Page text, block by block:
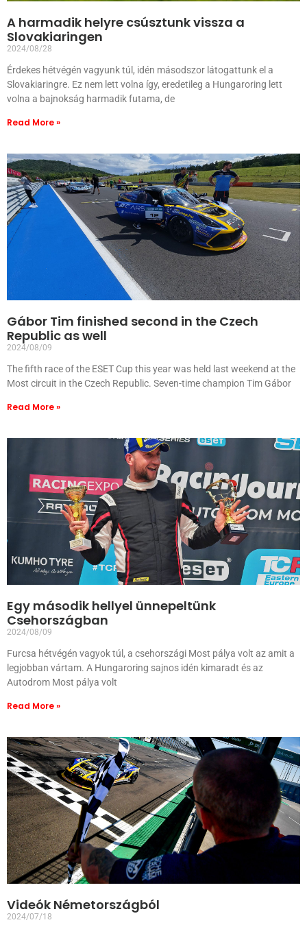
A harmadik helyre csúsztunk vissza a
Slovakiaringen
2024/08/28
Érdekes hétvégén vagyunk túl, idén másodszor látogattunk el a
Slovakiaringre. Ez nem lett volna így, eredetileg a Hungaroring lett
volna a bajnokság harmadik futama, de
Read More »
Gábor Tim finished second in the Czech
Republic as well
2024/08/09
The fifth race of the ESET Cup this year was held last weekend at the
Most circuit in the Czech Republic. Seven-time champion Tim Gábor
Read More »
Egy második hellyel ünnepeltünk
Csehországban
2024/08/09
Furcsa hétvégén vagyok túl, a csehországi Most pálya volt az amit a
legjobban vártam. A Hungaroring sajnos idén kimaradt és az
Autodrom Most pálya volt
Read More »
Videók Németországból
2024/07/18